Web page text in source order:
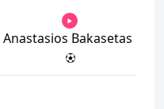
Anastasios Bakasetas